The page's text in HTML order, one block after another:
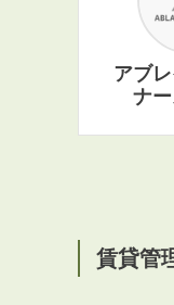
アブ
ナ
賃貸管